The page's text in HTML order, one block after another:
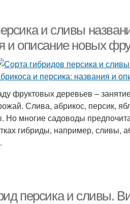
и сливы
и описание новых
фруктовых деревьев –
Слива, абрикос, персик,
Но многие садоводы
гибриды, например, сливы,
персика и сливы.